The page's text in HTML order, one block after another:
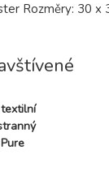
Rozměry: 30 x